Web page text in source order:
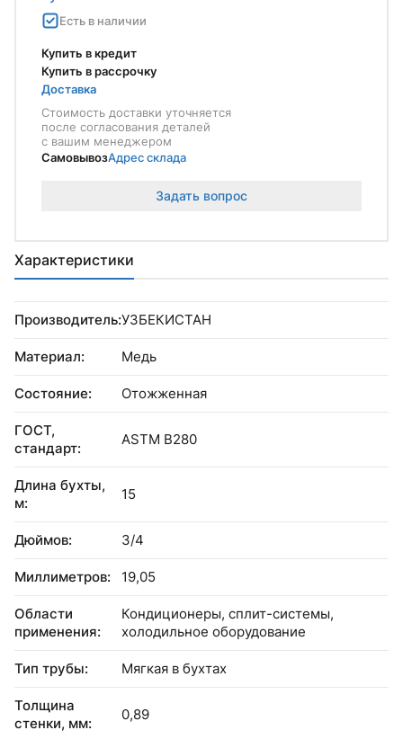
Характеристики
Производитель:УЗБЕКИСТАН
Материал: Медь
Состояние: Отожженная
ГОСТ,
стандарт:
ASTM B280
Длина бухты,
м:
15
Дюймов: 3/4
Миллиметров: 19,05
Области
применения:
Кондиционеры, сплит-сиcтемы,
холодильное оборудование
Тип трубы: Мягкая в бухтах
Толщина
стенки, мм:
0,89
Есть в наличии
Купить в кредит
Купить в рассрочку
Доставка
Стоимость доставки уточняется
после согласования деталей
с вашим менеджером
СамовывозАдрес склада
Задать вопрос